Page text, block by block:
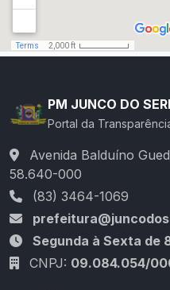
PM JUNCO DO
Portal da
Avenida Balduíno
58.640-000
(83) 3464-1069
Segunda à Sexta de
CNPJ: 09.084.054/